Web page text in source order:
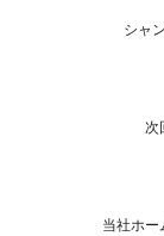
シャ
次
当社ホー